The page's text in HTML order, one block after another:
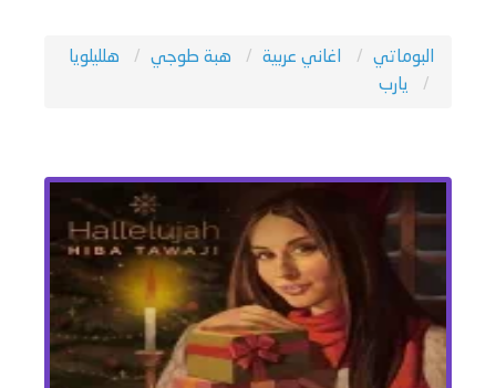
البوماتي اغاني عربية هبة طوجي
هلليلويا
يارب